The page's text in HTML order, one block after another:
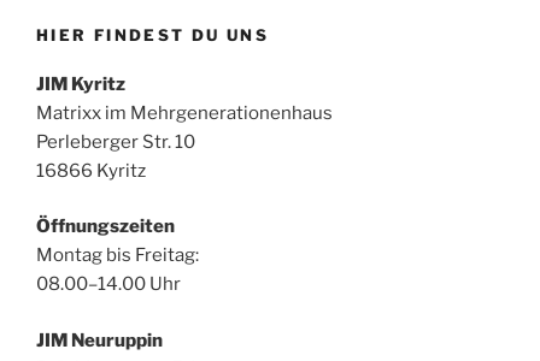
HIER FINDEST DU UNS
JIM Kyritz
Matrixx im Mehrgenerationenhaus
Perleberger Str. 10
16866 Kyritz
Öffnungszeiten
Montag bis Freitag:
08.00–14.00 Uhr
JIM Neuruppin